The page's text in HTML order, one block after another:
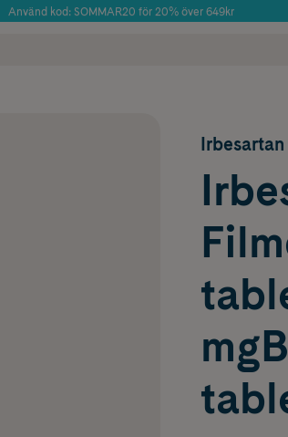
Använd kod: SOMMAR20 för 20% över 649kr
Irbesartan